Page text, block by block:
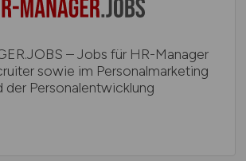
– Jobs für HR-Manager
sowie im Personalmarketing
der Personalentwicklung